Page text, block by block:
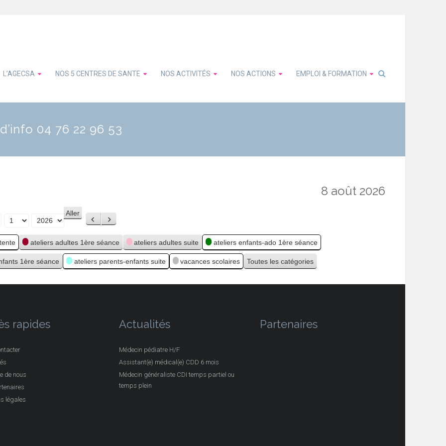
L’AGECSA NOS 5 CENTRES DE SANTE NOS ACTIVITÉS NOS ACTIONS EMPLOI & FORMATION
04 76 22 96 53
8 août 2026
Précédent
Suivant
ateliers adultes 1ère séance ateliers adultes suite ateliers enfants-ado 1ère séance
1ère séance ateliers parents-enfants suite vacances scolaires Toutes les catégories
rapides
de nous
légales
Actualités
Médecin pédiatre H/F
Assistant(e) médical(e) CDD 6 mois
Médecin généraliste CDI temps partiel ou
temps plein
Partenaires